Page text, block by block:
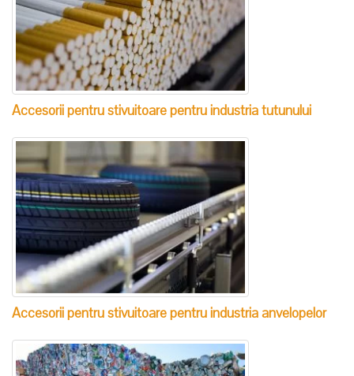
Accesorii pentru stivuitoare pentru industria tutunului
Accesorii pentru stivuitoare pentru industria anvelopelor